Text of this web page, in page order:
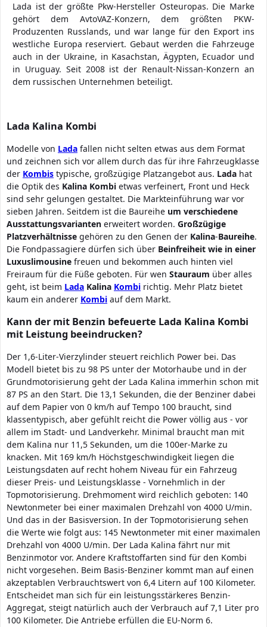
Lada ist der größte Pkw-Hersteller Osteuropas. Die Marke
gehört dem AvtoVAZ-Konzern, dem größten PKW-
Produzenten Russlands, und war lange für den Export ins
westliche Europa reserviert. Gebaut werden die Fahrzeuge
auch in der Ukraine, in Kasachstan, Ägypten, Ecuador und
in Uruguay. Seit 2008 ist der Renault-Nissan-Konzern an
dem russischen Unternehmen beteiligt.
Lada Kalina Kombi
Modelle von Lada fallen nicht selten etwas aus dem Format
und zeichnen sich vor allem durch das für ihre Fahrzeugklasse
der Kombis typische, großzügige Platzangebot aus. Lada hat
die Optik des Kalina Kombi etwas verfeinert, Front und Heck
sind sehr gelungen gestaltet. Die Markteinführung war vor
sieben Jahren. Seitdem ist die Baureihe um verschiedene
Ausstattungsvarianten erweitert worden. Großzügige
Platzverhältnisse gehören zu den Genen der Kalina-Baureihe.
Die Fondpassagiere dürfen sich über Beinfreiheit wie in einer
Luxuslimousine freuen und bekommen auch hinten viel
Freiraum für die Füße geboten. Für wen Stauraum über alles
geht, ist beim Lada Kalina Kombi richtig. Mehr Platz bietet
kaum ein anderer Kombi auf dem Markt.
Kann der mit Benzin befeuerte Lada Kalina Kombi
mit Leistung beeindrucken?
Der 1,6-Liter-Vierzylinder steuert reichlich Power bei. Das
Modell bietet bis zu 98 PS unter der Motorhaube und in der
Grundmotorisierung geht der Lada Kalina immerhin schon mit
87 PS an den Start. Die 13,1 Sekunden, die der Benziner dabei
auf dem Papier von 0 km/h auf Tempo 100 braucht, sind
klassentypisch, aber gefühlt reicht die Power völlig aus - vor
allem im Stadt- und Landverkehr. Minimal braucht man mit
dem Kalina nur 11,5 Sekunden, um die 100er-Marke zu
knacken. Mit 169 km/h Höchstgeschwindigkeit liegen die
Leistungsdaten auf recht hohem Niveau für ein Fahrzeug
dieser Preis- und Leistungsklasse - Vornehmlich in der
Topmotorisierung. Drehmoment wird reichlich geboten: 140
Newtonmeter bei einer maximalen Drehzahl von 4000 U/min.
Und das in der Basisversion. In der Topmotorisierung sehen
die Werte wie folgt aus: 145 Newtonmeter mit einer maximalen
Drehzahl von 4000 U/min. Der Lada Kalina fährt nur mit
Benzinmotor vor. Andere Kraftstoffarten sind für den Kombi
nicht vorgesehen. Beim Basis-Benziner kommt man auf einen
akzeptablen Verbrauchtswert von 6,4 Litern auf 100 Kilometer.
Entscheidet man sich für ein leistungsstärkeres Benzin-
Aggregat, steigt natürlich auch der Verbrauch auf 7,1 Liter pro
100 Kilometer. Die Antriebe erfüllen die EU-Norm 6.